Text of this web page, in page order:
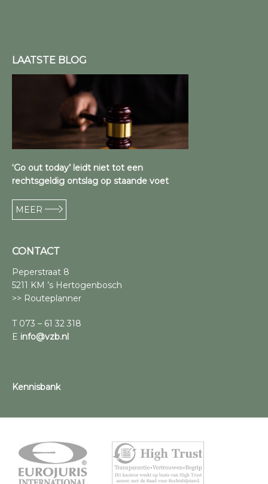
LAATSTE BLOG
‘Go out today’ leidt niet tot een
rechtsgeldig ontslag op staande voet
MEER
CONTACT
Peperstraat 8
5211 KM ’s Hertogenbosch
>> Routeplanner
T 073 – 61 32 318
E info@vzb.nl
Kennisbank